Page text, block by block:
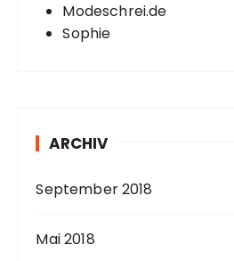
Modeschrei.de
Sophie
ARCHIV
September 2018
Mai 2018